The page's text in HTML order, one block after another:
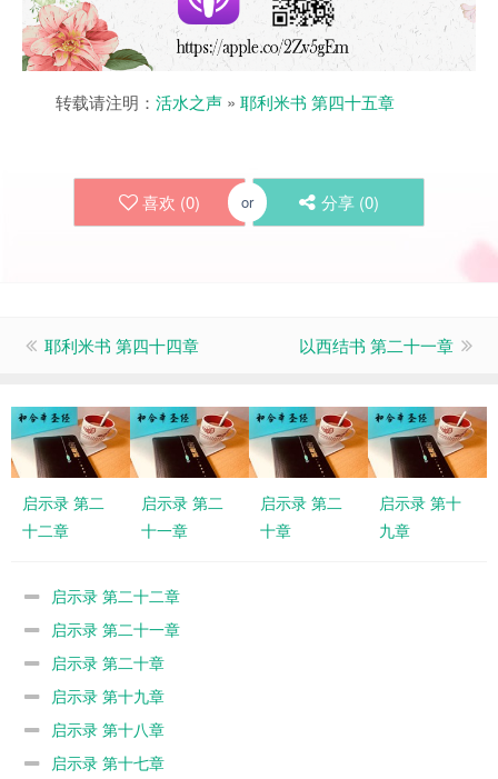
转载请注明： 活水之声 » 耶利米书 第四十五章
喜欢 (0) or 分享 (0)
耶利米书 第四十四章 以西结书 第二十一章
启示录 第二
十二章
启示录 第二
十一章
启示录 第二
十章
启示录 第十
九章
启示录 第二十二章
启示录 第二十一章
启示录 第二十章
启示录 第十九章
启示录 第十八章
启示录 第十七章